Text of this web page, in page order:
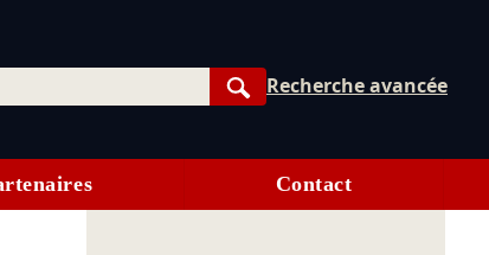
Rechercher
Recherche avancée
Contact